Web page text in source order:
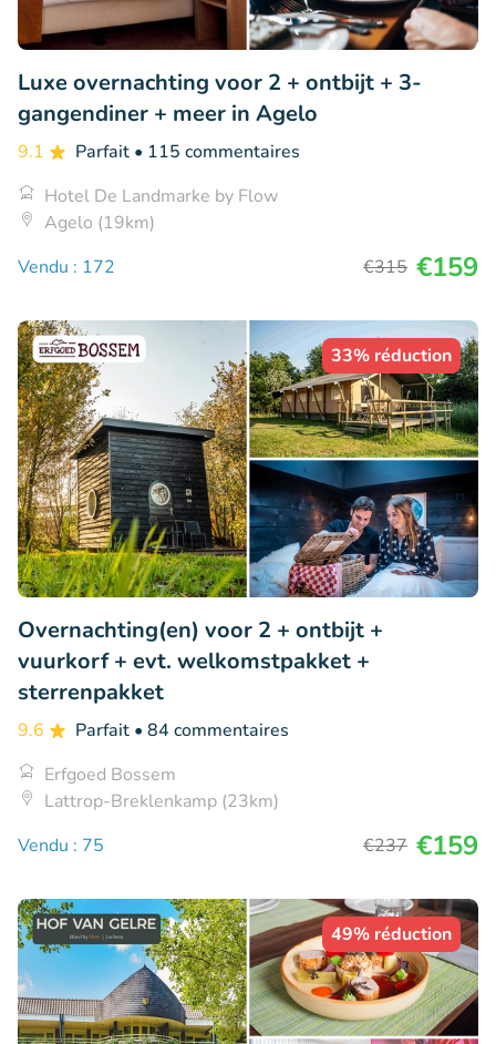
Luxe overnachting voor 2 + ontbijt + 3-
gangendiner + meer in Agelo
9.1 Parfait • 115 commentaires
Hotel De Landmarke by Flow
Agelo (19km)
Vendu : 172
€315 €159
33% réduction
Overnachting(en) voor 2 + ontbijt +
vuurkorf + evt. welkomstpakket +
sterrenpakket
9.6 Parfait • 84 commentaires
Erfgoed Bossem
Lattrop-Breklenkamp (23km)
Vendu : 75
€237 €159
49% réduction